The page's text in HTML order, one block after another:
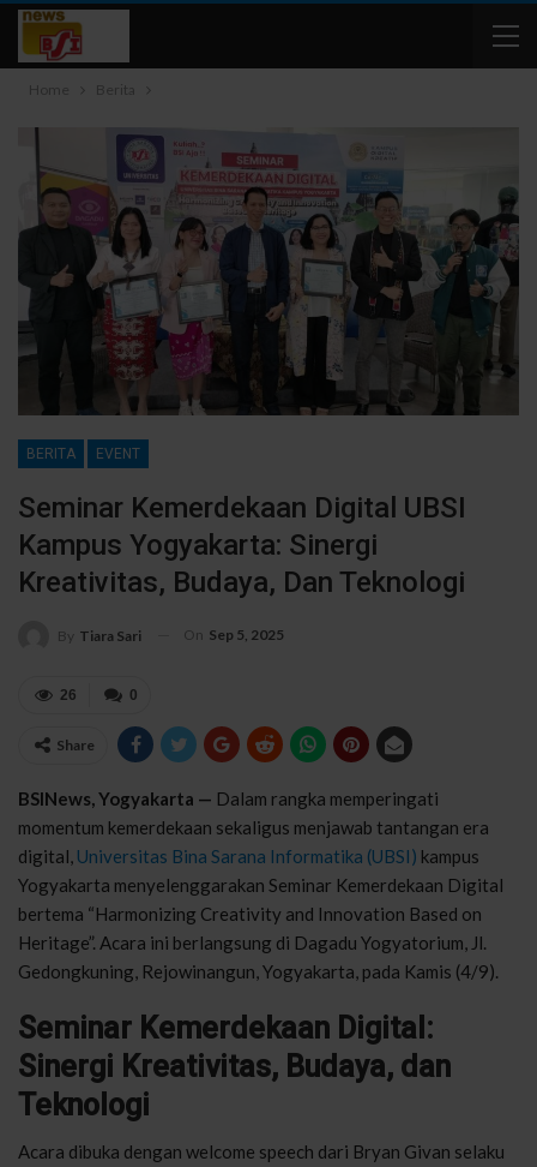
Home Berita
BERITA EVENT
Seminar Kemerdekaan Digital UBSI
Kampus Yogyakarta: Sinergi
Kreativitas, Budaya, Dan Teknologi
By Tiara Sari On Sep 5, 2025
0
26
Share
BSINews, Yogyakarta — Dalam rangka memperingati
momentum kemerdekaan sekaligus menjawab tantangan era
digital, Universitas Bina Sarana Informatika (UBSI) kampus
Yogyakarta menyelenggarakan Seminar Kemerdekaan Digital
bertema “Harmonizing Creativity and Innovation Based on
Heritage”. Acara ini berlangsung di Dagadu Yogyatorium, Jl.
Gedongkuning, Rejowinangun, Yogyakarta, pada Kamis (4/9).
Seminar Kemerdekaan Digital:
Sinergi Kreativitas, Budaya, dan
Teknologi
Acara dibuka dengan welcome speech dari Bryan Givan selaku